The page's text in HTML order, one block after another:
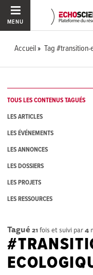
MENU
Accueil Tag
TOUS LES CONTENUS TAGUÉS
LES ARTICLES
LES ÉVÉNEMENTS
LES ANNONCES
LES DOSSIERS
LES PROJETS
LES RESSOURCES
Tagué 21 fois et suivi par4